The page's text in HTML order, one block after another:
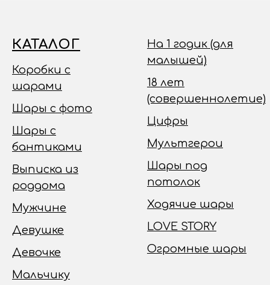
КАТАЛОГ
Коробки с
шарами
Шары с фото
Шары с
бантиками
Выписка из
роддома
Мужчине
Девушке
Девочке
Мальчику
На 1 годик (для
малышей)
18 лет
(совершеннолетие)
Цифры
Мультгерои
Шары под
потолок
Ходячие шары
LOVE STORY
Огромные шары